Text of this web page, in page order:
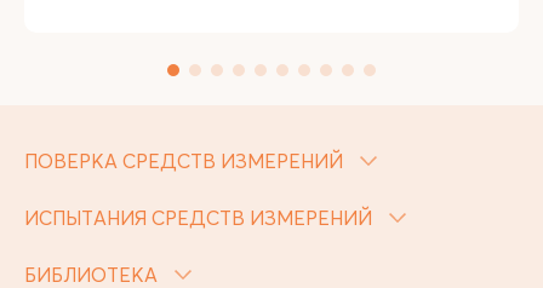
ПОВЕРКА СРЕДСТВ ИЗМЕРЕНИЙ
ИСПЫТАНИЯ СРЕДСТВ ИЗМЕРЕНИЙ
БИБЛИОТЕКА